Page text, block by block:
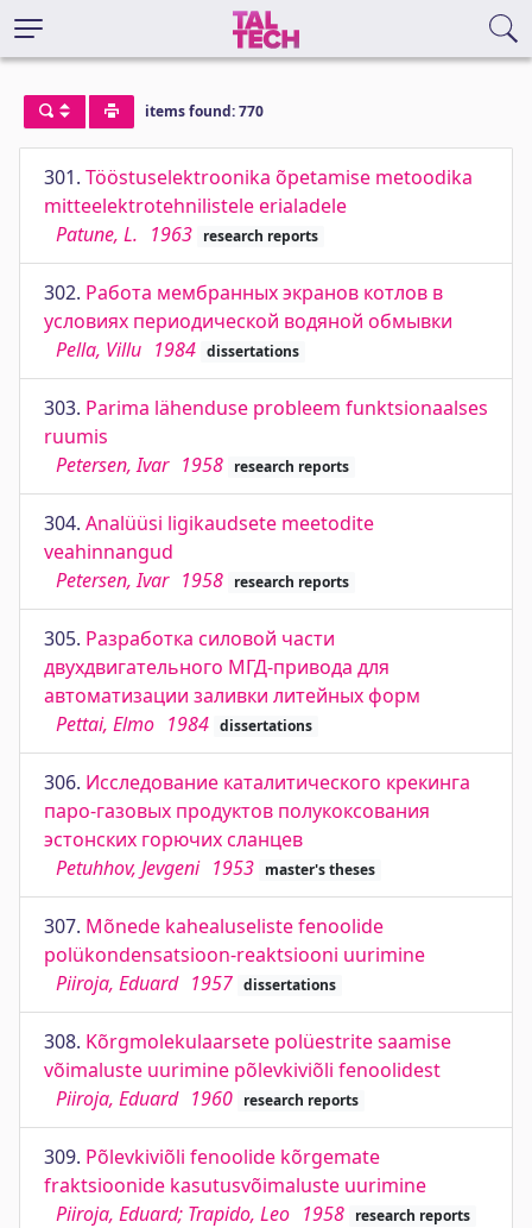
items found: 770
301. Tööstuselektroonika õpetamise metoodika
mitteelektrotehnilistele erialadele
Patune, L. 1963 research reports
302. Работа мембранных экранов котлов в
условиях периодической водяной обмывки
Pella, Villu 1984 dissertations
303. Parima lähenduse probleem funktsionaalses
ruumis
Petersen, Ivar 1958 research reports
304. Analüüsi ligikaudsete meetodite
veahinnangud
Petersen, Ivar 1958 research reports
305. Разработка силовой части
двухдвигательного МГД-привода для
автоматизации заливки литейных форм
Pettai, Elmo 1984 dissertations
306. Исследование каталитического крекинга
паро-газовых продуктов полукоксования
эстонских горючих сланцев
Petuhhov, Jevgeni 1953 master's theses
307. Mõnede kahealuseliste fenoolide
polükondensatsioon-reaktsiooni uurimine
Piiroja, Eduard 1957 dissertations
308. Kõrgmolekulaarsete polüestrite saamise
võimaluste uurimine põlevkiviõli fenoolidest
Piiroja, Eduard 1960 research reports
309. Põlevkiviõli fenoolide kõrgemate
fraktsioonide kasutusvõimaluste uurimine
Piiroja, Eduard; Trapido, Leo 1958 research reports